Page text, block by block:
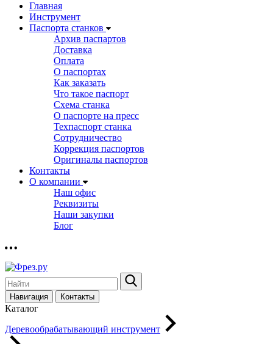
Главная
Инструмент
Паспорта станков
Архив паспартов
Доставка
Оплата
О паспортах
Как заказать
Что такое паспорт
Схема станка
О паспорте на пресс
Техпаспорт станка
Сотрудничество
Коррекция паспортов
Оригиналы паспортов
Контакты
О компании
Наш офис
Реквизиты
Наши закупки
Блог
Навигация Контакты
Каталог
Деревообрабатывающий инструмент